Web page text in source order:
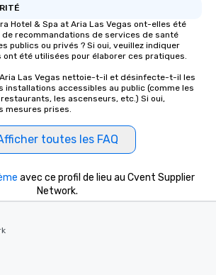
Hotel & Spa at Aria Las Vegas ont-elles été
de recommandations de services de santé
publics ou privés ? Si oui, veuillez indiquer
été utilisées pour élaborer ces pratiques.
Aria Las Vegas nettoie-t-il et désinfecte-t-il les
installations accessibles au public (comme les
les ascenseurs, etc.) Si oui,
mesures prises.
toutes les FAQ
avec ce profil de lieu au Cvent Supplier
Network.